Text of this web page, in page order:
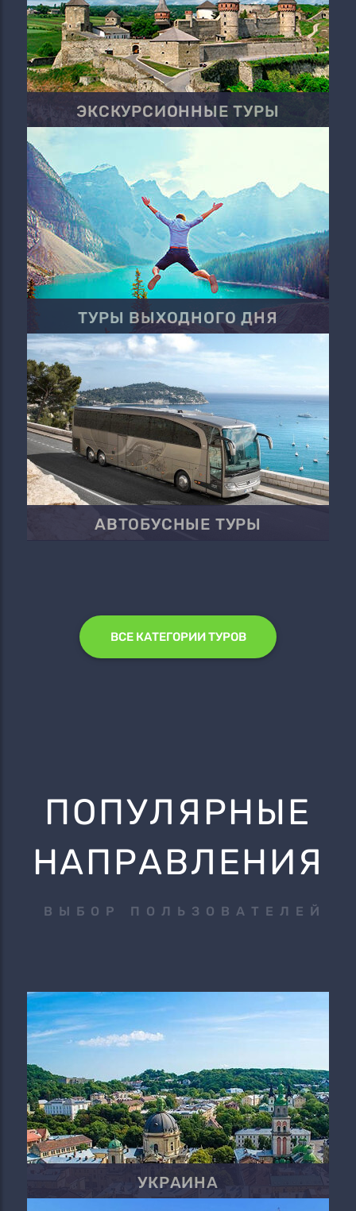
ЭКСКУРСИОННЫЕ ТУРЫ
ТУРЫ ВЫХОДНОГО ДНЯ
АВТОБУСНЫЕ ТУРЫ
ВСЕ КАТЕГОРИИ ТУРОВ
ПОПУЛЯРНЫЕ
НАПРАВЛЕНИЯ
ВЫБОР ПОЛЬЗОВАТЕЛЕЙ
УКРАИНА